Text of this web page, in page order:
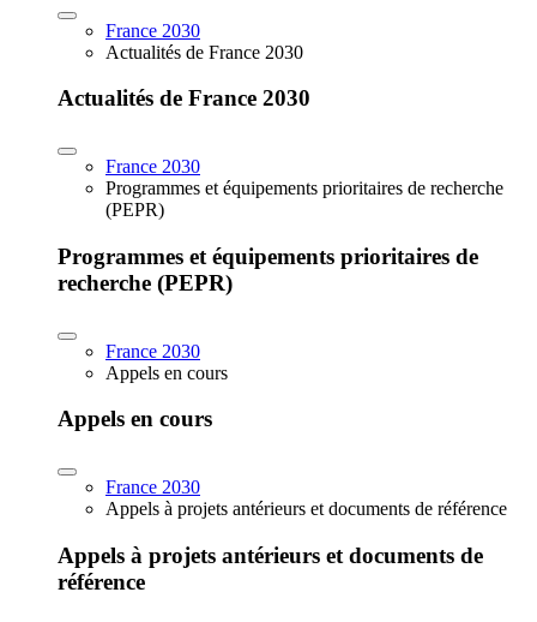
France 2030
Actualités de France 2030
Actualités de France 2030
France 2030
Programmes et équipements prioritaires de recherche
(PEPR)
Programmes et équipements prioritaires de
recherche (PEPR)
France 2030
Appels en cours
Appels en cours
France 2030
Appels à projets antérieurs et documents de référence
Appels à projets antérieurs et documents de
référence